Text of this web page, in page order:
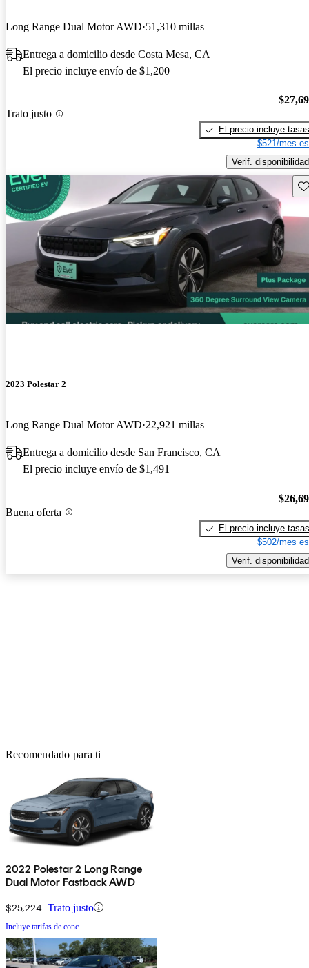
Long Range Dual Motor AWD 51,310 millas
Entrega a domicilio desde Costa Mesa, CA
El precio incluye envío de $1,200
Trato justo
El precio incluye tasas
$521/mes
Verif. disponibilidad
2023 Polestar 2
Long Range Dual Motor AWD 22,921 millas
Entrega a domicilio desde San Francisco, CA
El precio incluye envío de $1,491
Buena oferta
El precio incluye tasas
$502/mes
Verif. disponibilidad
Recomendado para ti
2022 Polestar 2 Long Range
Dual Motor Fastback AWD
$25,224 Trato justo
Incluye tarifas de conc.